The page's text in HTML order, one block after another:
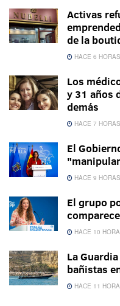
Activas
de la
HACE 6 HORAS
Los
y 31 años
demás
HACE 7 HORAS
El
HACE 9 HORAS
El grupo
HACE 10
La
bañistas
HACE 11